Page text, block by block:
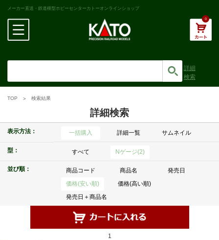
メーカー直送・鉄道模型ホビーセンターカトーオンラインショップ
0
詳細
検索
TOP 検索結果
詳細検索
表示方法： 一括購入 詳細一覧 サムネイル
型： すべて Nゲージ(2)
並び順： 商品コード 商品名
発売日
価格(安い順)
価格(高い順)
発売日＋商品名
1